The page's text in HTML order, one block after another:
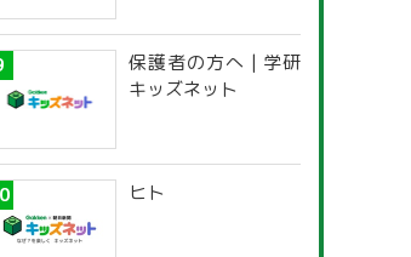
保護者の方へ | 学研
キッズネット
ヒト